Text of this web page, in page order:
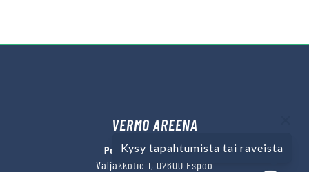
Kysy tapahtumista tai raveista
VERMO AREENA
Posti- ja käyntiosoite
Valjakkotie 1, 02600 Espoo